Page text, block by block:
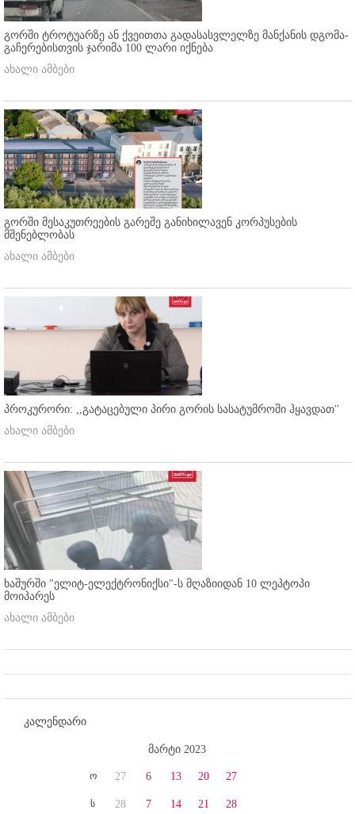
გორში ტროტუარზე ან ქვეითთა გადასასვლელზე მანქანის დგომა-
გაჩერებისთვის ჯარიმა 100 ლარი იქნება
ახალი ამბები
გორში მესაკუთრეების გარეშე განიხილავენ კორპუსების
მშენებლობას
ახალი ამბები
პროკურორი: ,,გატაცებული პირი გორის სასატუმროში ჰყავდათ''
ახალი ამბები
ხაშურში "ელიტ-ელექტრონიქსი"-ს მღაზიიდან 10 ლეპტოპი
მოიპარეს
ახალი ამბები
კალენდარი
მარტი 2023
ო
ს
27
28
6
7
13
14
20
21
27
28